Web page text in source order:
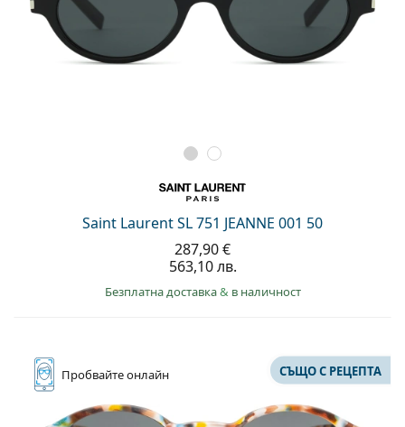
Saint Laurent SL 751 JEANNE 001 50
287,90 €
563,10 лв.
Безплатна доставка& в наличност
Пробвайтеонлайн СЪЩО С РЕЦЕПТА